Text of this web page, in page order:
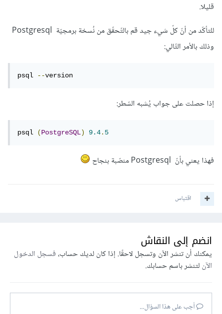
قليلا.
للتأكّد من أنّ كلّ شيء جيد قم بالتّحقّق من نُسخة برمجيّة Postgresql
وذلك بالأمر التّالي:
psql --version
إذا حصلت على جواب يُشبه السّطر:
psql (PostgreSQL) 9.4.5
فهذا يعني بأنّ Postgresql منصّبة بنجاح
اقتباس
انضم إلى النقاش
يمكنك أن تنشر الآن وتسجل لاحقًا. إذا كان لديك حساب،فسجل الدخول
الآنلتنشر باسم حسابك.
أجب على هذا السؤال...